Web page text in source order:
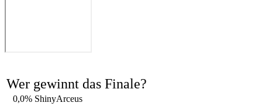
Wer gewinnt das Finale?
0,0% ShinyArceus